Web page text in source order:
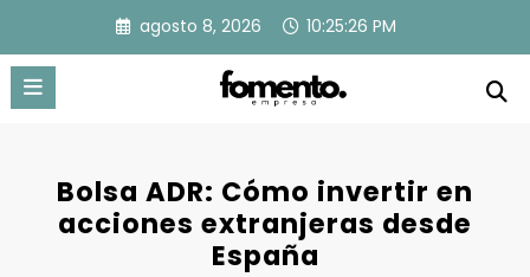
contenido
agosto 8, 2026 10:25:27 PM
Bolsa ADR: Cómo invertir en
acciones extranjeras desde
España